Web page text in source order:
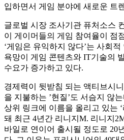
입하면서 게임 분야에 새로운 트
글로벌 시장 조사기관 퓨처소스
이 게이머들의 게임 참여율이 점
‘게임은 유익하지 않다’는 사회
욕망이 게임 콘텐츠와 IT기술의
수요가 증가하고 있다.
경제력이 뒷받침 되는 액티브시
을 지불하는 ’현질’도 서슴지 않
상위 링크에 이름을 올리고 있는 ‘
돼 최근 4년간 리니지M. 리니지
바일로 연이어 출시될 정도로 20